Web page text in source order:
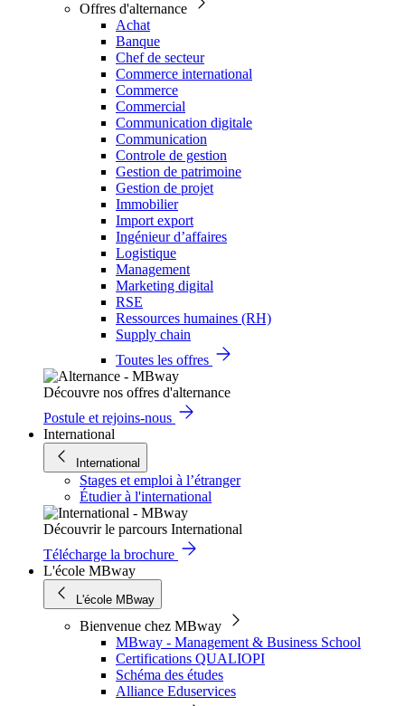
Offres d'alternance
Achat
Banque
Chef de secteur
Commerce international
Commerce
Commercial
Communication digitale
Communication
Controle de gestion
Gestion de patrimoine
Gestion de projet
Immobilier
Import export
Ingénieur d’affaires
Logistique
Management
Marketing digital
RSE
Ressources humaines (RH)
Supply chain
Toutes les offres
Découvre nos offres d'alternance
Postule et rejoins-nous
International
International
Stages et emploi à l’étranger
Étudier à l'international
Découvrir le parcours International
Télécharge la brochure
L'école MBway
L'école MBway
Bienvenue chez MBway
MBway - Management & Business School
Certifications QUALIOPI
Schéma des études
Alliance Eduservices